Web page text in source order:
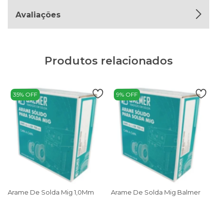
Avaliações
Produtos relacionados
35% OFF
Arame De Solda Mig 1,0Mm
9% OFF
Arame De Solda Mig Balmer